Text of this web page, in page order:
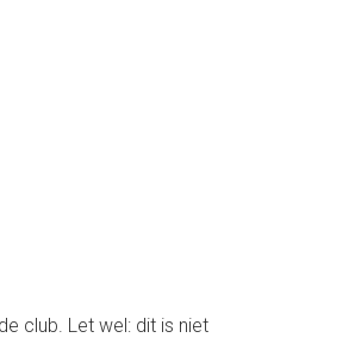
club. Let wel: dit is niet